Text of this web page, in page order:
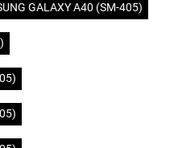
GALAXY A40 (SM-405)